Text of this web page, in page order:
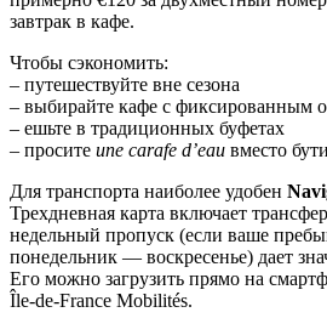
завтрак в кафе.
Чтобы сэкономить:
– путешествуйте вне сезона
– выбирайте кафе с фиксированным
– ешьте в традиционных буфетах
– просите une carafe d’eau вместо
Для транспорта наиболее удобен
Трехдневная карта включает
недельный пропуск (если ваше
понедельник — воскресенье) дает
Его можно загрузить прямо на
Île-de-France Mobilités.